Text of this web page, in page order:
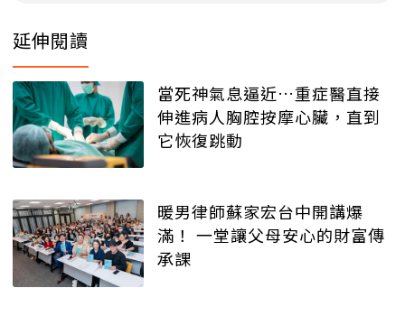
延伸閱讀
當死神氣息逼近…重症醫直接
伸進病人胸腔按摩心臟，直到
它恢復跳動
暖男律師蘇家宏台中開講爆
滿！ 一堂讓父母安心的財富傳
承課